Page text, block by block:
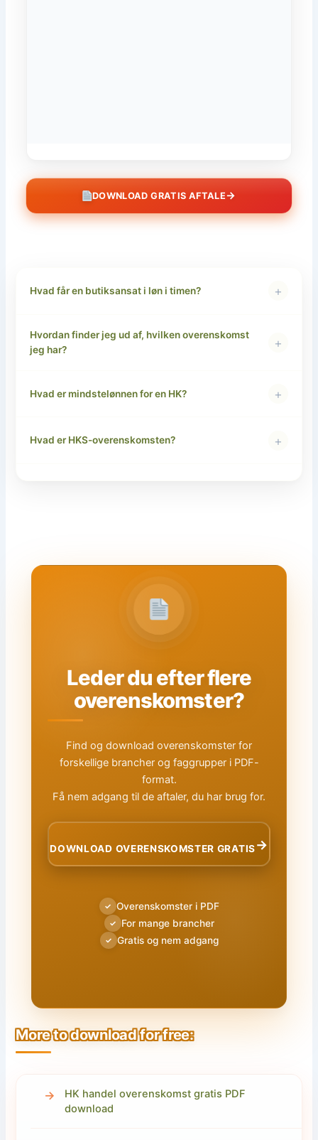
DOWNLOAD GRATIS AFTALE→
Hvad får en butiksansat i løn i timen? +
Hvordan finder jeg ud af, hvilken overenskomst
jeg har?
+
Hvad er mindstelønnen for en HK? +
Hvad er HKS-overenskomsten? +
Leder du efter flere
overenskomster?
Find og download overenskomster for
forskellige brancher og faggrupper i PDF-
format.
Få nem adgang til de aftaler, du har brug for.
DOWNLOAD OVERENSKOMSTER GRATIS→
✓ Overenskomster i PDF
✓ For mange brancher
✓ Gratis og nem adgang
More to download for free:
HK handel overenskomst gratis PDF
download